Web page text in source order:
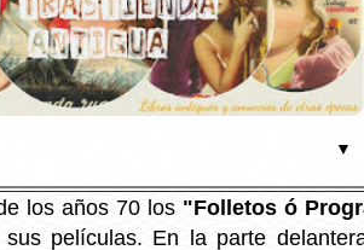
▼
los años 70 los "Folletos ó
sus películas. En la parte